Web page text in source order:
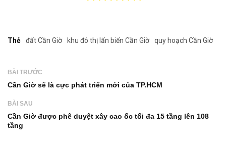
Thẻ đất Cần Giờ khu đô thị lấn biển Cần Giờ quy hoạch Cần Giờ
BÀI TRƯỚC
Cần Giờ sẽ là cực phát triển mới của TP.HCM
BÀI SAU
Cần Giờ được phê duyệt xây cao ốc tối đa 15 tầng lên 108
tầng